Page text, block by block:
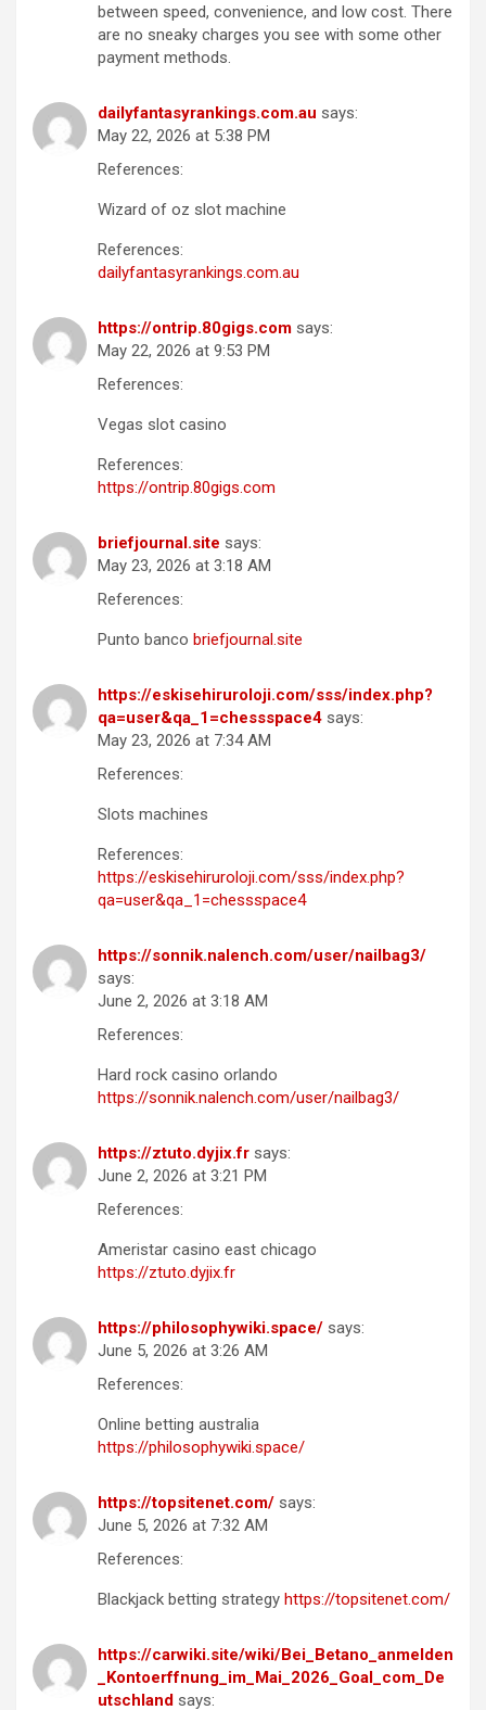
between speed, convenience, and low cost. There
are no sneaky charges you see with some other
payment methods.
dailyfantasyrankings.com.au says:
May 22, 2026 at 5:38 PM
References:
Wizard of oz slot machine
References:
dailyfantasyrankings.com.au
https://ontrip.80gigs.com says:
May 22, 2026 at 9:53 PM
References:
Vegas slot casino
References:
https://ontrip.80gigs.com
briefjournal.site says:
May 23, 2026 at 3:18 AM
References:
Punto banco briefjournal.site
https://eskisehiruroloji.com/sss/index.php?
qa=user&qa_1=chessspace4 says:
May 23, 2026 at 7:34 AM
References:
Slots machines
References:
https://eskisehiruroloji.com/sss/index.php?
qa=user&qa_1=chessspace4
https://sonnik.nalench.com/user/nailbag3/
says:
June 2, 2026 at 3:18 AM
References:
Hard rock casino orlando
https://sonnik.nalench.com/user/nailbag3/
https://ztuto.dyjix.fr says:
June 2, 2026 at 3:21 PM
References:
Ameristar casino east chicago
https://ztuto.dyjix.fr
https://philosophywiki.space/ says:
June 5, 2026 at 3:26 AM
References:
Online betting australia
https://philosophywiki.space/
https://topsitenet.com/ says:
June 5, 2026 at 7:32 AM
References:
Blackjack betting strategy https://topsitenet.com/
https://carwiki.site/wiki/Bei_Betano_anmelden
_Kontoerffnung_im_Mai_2026_Goal_com_De
utschland says: